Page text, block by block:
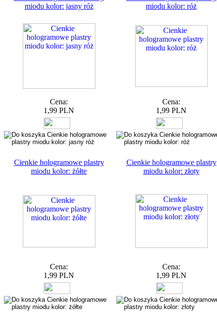
miodu kolor: jasny róż
Cena:
1,99 PLN
miodu kolor: róż
Cena:
1,99 PLN
Cienkie hologramowe plastry
miodu kolor: żółte
Cena:
1,99 PLN
Cienkie hologramowe plastry
miodu kolor: złoty
Cena:
1,99 PLN